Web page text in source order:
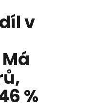
v
%